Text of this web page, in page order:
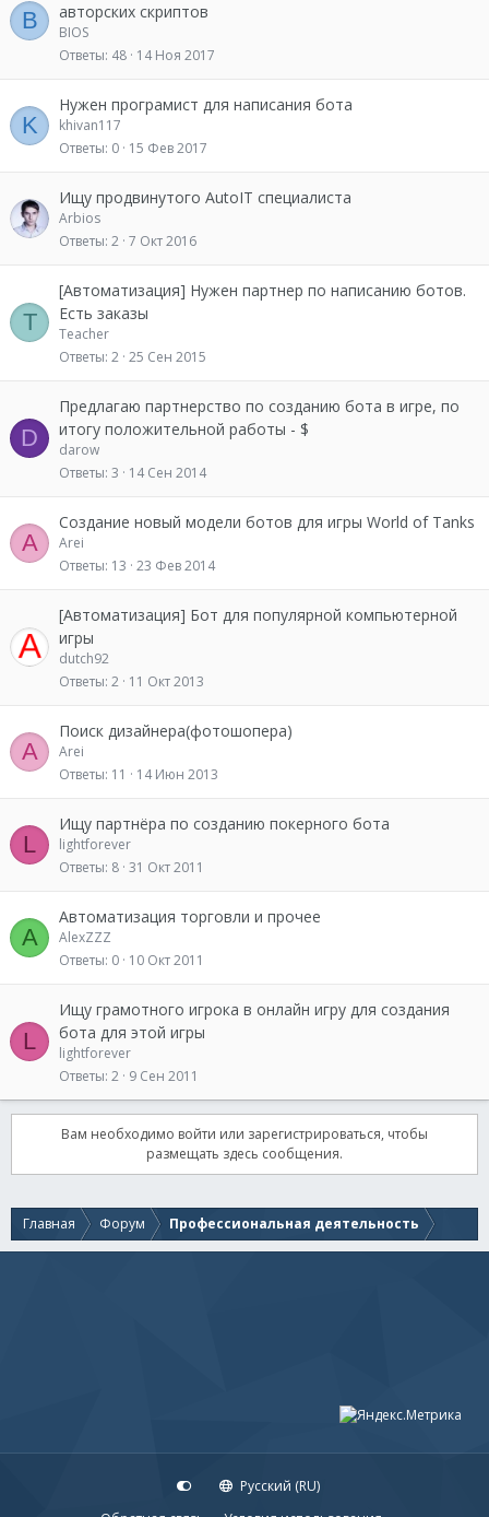
B
авторских скриптов
BIOS
Ответы 48 14 Ноя 2017
K
Нужен програмист для написания бота
khivan117
Ответы 0 15 Фев 2017
Ищу продвинутого AutoIT специалиста
Arbios
Ответы 2 7 Окт 2016
T
[Автоматизация] Нужен партнер по написанию ботов.
Есть заказы
Teacher
Ответы 2 25 Сен 2015
D
Предлагаю партнерство по созданию бота в игре, по
итогу положительной работы - $
darow
Ответы 3 14 Сен 2014
A
Создание новый модели ботов для игры World of Tanks
Arei
Ответы 13 23 Фев 2014
[Автоматизация] Бот для популярной компьютерной
игры
dutch92
Ответы 2 11 Окт 2013
A
Поиск дизайнера(фотошопера)
Arei
Ответы 11 14 Июн 2013
L
Ищу партнёра по созданию покерного бота
lightforever
Ответы 8 31 Окт 2011
A
Автоматизация торговли и прочее
AlexZZZ
Ответы 0 10 Окт 2011
L
Ищу грамотного игрока в онлайн игру для создания
бота для этой игры
lightforever
Ответы 2 9 Сен 2011
Вам необходимо войти или зарегистрироваться, чтобы
размещать здесь сообщения.
Главная Форум Профессиональная деятельность
Русский (RU)